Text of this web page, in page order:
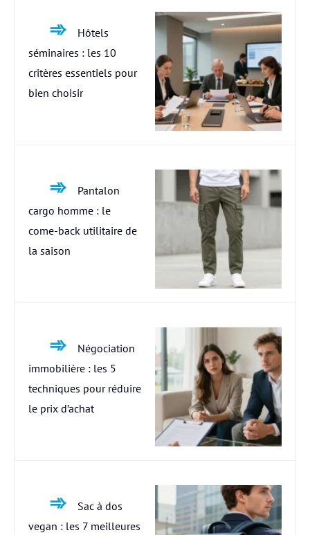
Hôtels
séminaires : les 10
critères essentiels pour
bien choisir
Pantalon
cargo homme : le
come-back utilitaire de
la saison
Négociation
immobilière : les 5
techniques pour réduire
le prix d’achat
Sac à dos
vegan : les 7 meilleures